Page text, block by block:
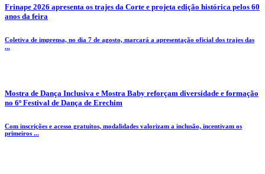
Frinape 2026 apresenta os trajes da Corte e projeta edição histórica pelos 60
anos da feira
Coletiva de imprensa, no dia 7 de agosto, marcará a apresentação oficial dos trajes das
...
Mostra de Dança Inclusiva e Mostra Baby reforçam diversidade e formação
no 6º Festival de Dança de Erechim
Com inscrições e acesso gratuitos, modalidades valorizam a inclusão, incentivam os
primeiros ...